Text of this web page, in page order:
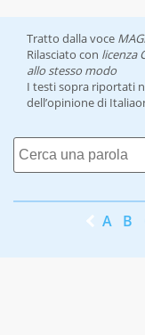
Tratto dalla voce
Rilasciato con licenza
allo stesso modo
I testi sopra riportati
dell’opinione di
A B